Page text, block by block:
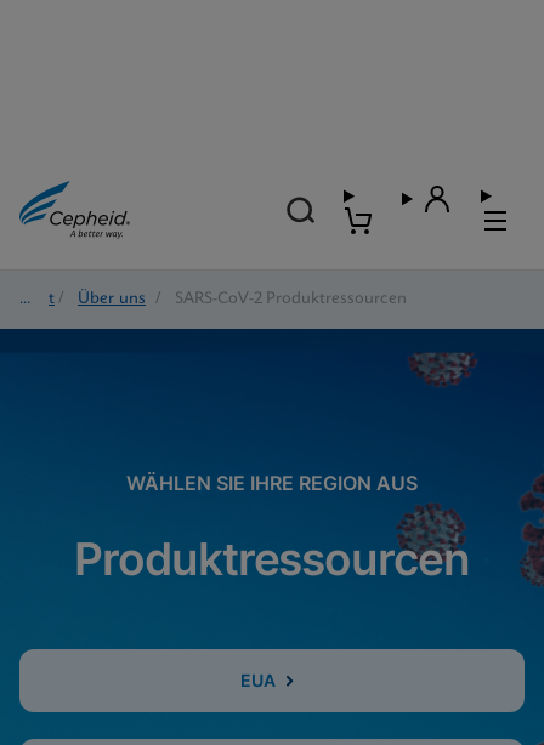
Start / Über uns / SARS-CoV-2 Produktressourcen
WÄHLEN SIE IHRE REGION AUS
Produktressourcen
EUA